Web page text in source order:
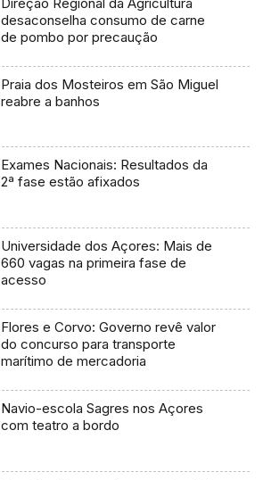
desaconselha consumo de carne
de pombo por precaução
Praia dos Mosteiros em São Miguel
reabre a banhos
Exames Nacionais: Resultados da
2ª fase estão afixados
Universidade dos Açores: Mais de
660 vagas na primeira fase de
acesso
Flores e Corvo: Governo revê valor
do concurso para transporte
marítimo de mercadoria
Navio-escola Sagres nos Açores
com teatro a bordo